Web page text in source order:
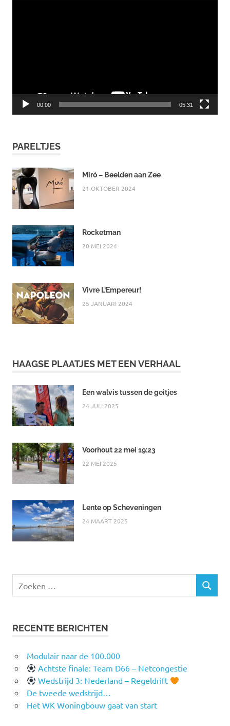
00:00 05:31
PARELTJES
Miró – Beelden aan Zee
21 OKTOBER 2024
Rocketman
20 MEI 2024
Vivre L’Empereur!
25 JANUARI 2024
HAAGSE PLAATJES MET EEN VERHAAL
Een walvis tussen de geitjes
24 JULI 2025
Voorhout 22 mei 19:23
22 MEI 2025
Lente op Scheveningen
24 MAART 2025
naar:
ZOEKEN
RECENTE BERICHTEN
Modulair naar de 100.000
Achtste finale: Team D66 – Netcongestie
Wedstrijd 3: Nederland – Regeldrift
De tweede wedstrijd…
Het WK Woningbouw gaat van start